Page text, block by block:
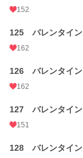
152
125 バレンタイ
162
126 バレンタイ
162
127 バレンタイ
151
128 バレンタイ